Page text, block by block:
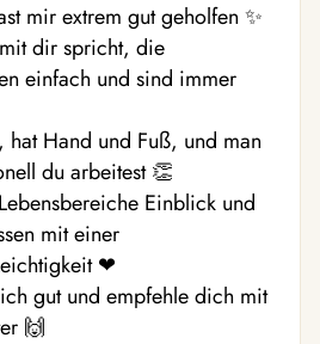
mir extrem gut geholfen ✨
dir spricht, die
einfach und sind immer
hat Hand und Fuß, und man
du arbeitest 👏
Einblick und
mit einer
❤
gut und empfehle dich mit
🙌